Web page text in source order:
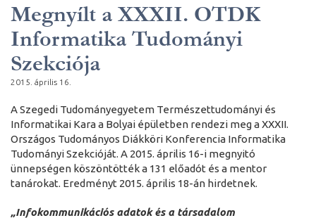
Megnyílt a XXXII. OTDK
Informatika Tudományi
Szekciója
2015. április 16.
A Szegedi Tudományegyetem Természettudományi és
Informatikai Kara a Bolyai épületben rendezi meg a XXXII.
Országos Tudományos Diákköri Konferencia Informatika
Tudományi Szekcióját. A 2015. április 16-i megnyitó
ünnepségen köszöntötték a 131 előadót és a mentor
tanárokat. Eredményt 2015. április 18-án hirdetnek.
„Infokommunikációs adatok és a társadalom